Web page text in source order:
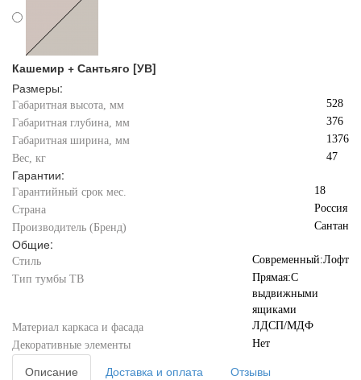
Кашемир + Сантьяго [УВ]
Размеры:
Габаритная высота, мм
528
Габаритная глубина, мм
376
Габаритная ширина, мм
1376
Вес, кг
47
Гарантии:
Гарантийный срок мес.
18
Страна
Россия
Производитель (Бренд)
Сантан
Общие:
Стиль
Современный:Лофт
Тип тумбы ТВ
Прямая:С
выдвижными
ящиками
Материал каркаса и фасада
ЛДСП/МДФ
Декоративные элементы
Нет
Описание Доставка и оплата
Отзывы